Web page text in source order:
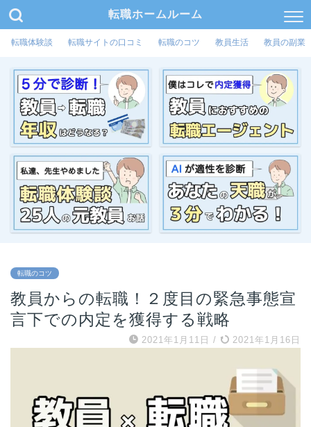
転職ホームルーム
転職体験談 転職サイトの口コミ 転職のコツ 教員生活 教員の副業
転職のコツ
教員からの転職！２度目の緊急事態宣
言下での内定を獲得する戦略
2021年1月11日 / 2021年1月16日